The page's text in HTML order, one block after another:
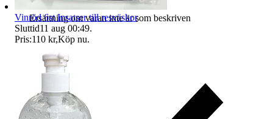
Ersättning om varan inte är som beskriven
Vinröd 6st Insatser till resväskor
Sluttid11 aug 00:49.
Pris:110 kr,Köp nu.